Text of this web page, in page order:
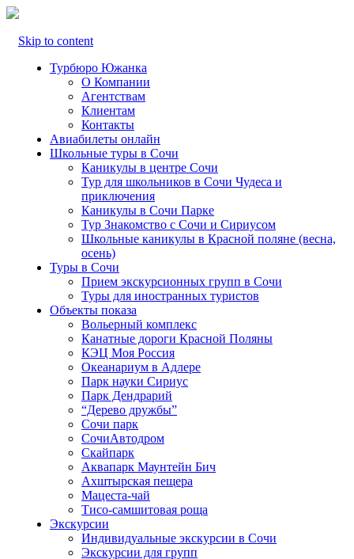
Skip to content
Турбюро Южанка
О Компании
Агентствам
Клиентам
Контакты
Авиабилеты онлайн
Школьные туры в Сочи
Каникулы в центре Сочи
Тур для школьников в Сочи Чудеса и
приключения
Каникулы в Сочи Парке
Тур Знакомство с Сочи и Сириусом
Школьные каникулы в Красной поляне (весна,
осень)
Туры в Сочи
Прием экскурсионных групп в Сочи
Туры для иностранных туристов
Объекты показа
Вольерный комплекс
Канатные дороги Красной Поляны
КЭЦ Моя Россия
Океанариум в Адлере
Парк науки Сириус
Парк Дендрарий
“Дерево дружбы”
Сочи парк
СочиАвтодром
Скайпарк
Аквапарк Маунтейн Бич
Ахштырская пещера
Мацеста-чай
Тисо-самшитовая роща
Экскурсии
Индивидуальные экскурсии в Сочи
Экскурсии для групп